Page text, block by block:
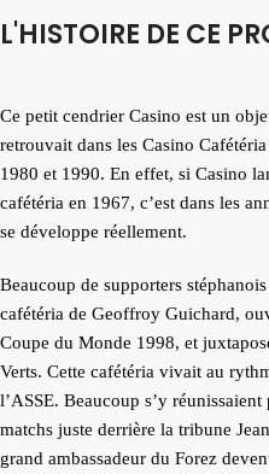
L'HISTOIRE DE CE
Ce petit cendrier Casino est un
retrouvait dans les Casino
1980 et 1990. En effet, si Casino
cafétéria en 1967, c’est dans les
se développe réellement.
Beaucoup de supporters
cafétéria de Geoffroy Guichard,
Coupe du Monde 1998, et
Verts. Cette cafétéria vivait au
l’ASSE. Beaucoup s’y
matchs juste derrière la tribune
grand ambassadeur du Forez